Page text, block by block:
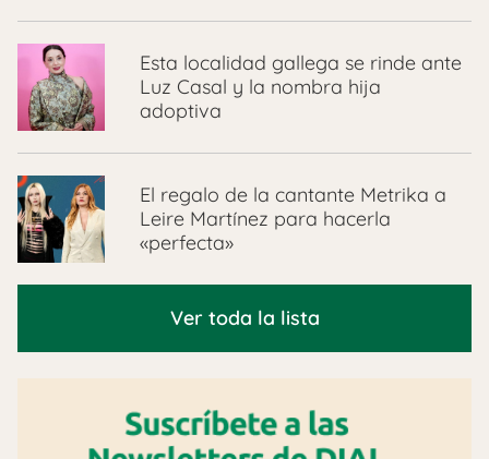
Esta localidad gallega se rinde ante
Luz Casal y la nombra hija
adoptiva
El regalo de la cantante Metrika a
Leire Martínez para hacerla
«perfecta»
Ver toda la lista